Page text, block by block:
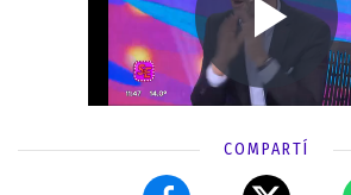
COMPARTÍ